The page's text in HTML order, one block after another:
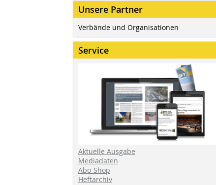
Unsere Partner
Verbände und Organisationen
Service
Aktuelle Ausgabe
Mediadaten
Abo-Shop
Heftarchiv